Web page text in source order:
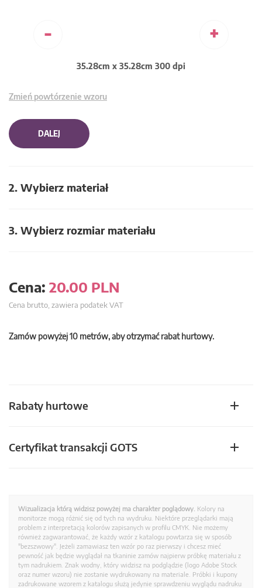
- +
35.28cm x 35.28cm 300 dpi
Zmień powtórzenie wzoru
DALEJ
2. Wybierz materiał
3. Wybierz rozmiar materiału
Cena: 20.00 PLN
Cena brutto, zawiera podatek VAT
Zamów powyżej 10 metrów, aby otrzymać rabat hurtowy.
Rabaty hurtowe
Certyfikat transakcji GOTS
Wizualizacja którą widzisz powyżej ma charakter poglądowy. Kolory na
monitorze mogą różnić się od tych na wydruku. Niektóre przeglądarki mają
problem z interpretacją kolorów zapisanych w profilu CMYK. Nie możemy
również zagwarantować, że każdy wzór z katalogu powtarza się w sposób
"bezszwowy". Jeżeli zamawiasz ten wzór po raz pierwszy i chcesz mieć
pewność jak będzie wyglądał na tkaninie zamów najpierw próbkę materiału z
tym nadrukiem. Znak wodny, który widzisz na podglądzie (logo Adobe Stock
oraz numer wzoru) nie zostanie wydrukowany na materiale. Próbki i kupony
zadrukowane wzorem z katalogu służą jedynie sprawdzeniu wyglądu nadruku